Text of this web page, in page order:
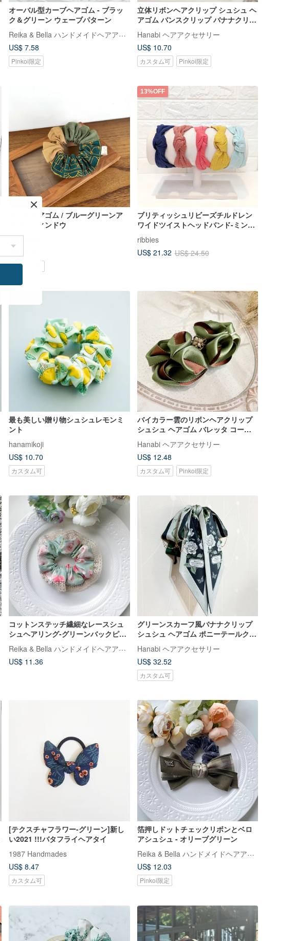
オーバル型カーブヘアゴム - ブラッ
ク＆グリーン ウェーブパターン
Reika & Bella ハンドメイドヘアアクセサリー
US$ 7.58
Pinkoi限定
立体リボンヘアクリップ シュシュ ヘ
アゴム バンスクリップ バナナクリッ
プ シャーククリップ サイドクリップ
ポニーテールクリップ グリーン
Hanabi ヘアアクセサリー
US$ 10.70
カスタム可 Pinkoi限定
フリルヘアゴム / ブルーグリーンア
イアンウィンドウ
RuruRoad
カスタム可
13%OFF
ブリティッシュリビーズチルドレン
ワイドツイストヘッドバンド-ミント
ribbies
US$ 21.32 US$ 24.50
最も美しい贈り物シュシュレモンミ
ント
hanamikoji
US$ 10.70
カスタム可
バイカラー雲のリボンヘアクリップ
シュシュ ヘアゴム バレッタ コーム
バナナクリップ ヘアクリップ ポニー
テール
Hanabi ヘアアクセサリー
US$ 12.48
カスタム可 Pinkoi限定
コットンステッチ繊細なレースシュ
シュヘアリング-グリーンバックピン
クフラワー
Reika & Bella ハンドメイドヘアアクセサリー
US$ 11.36
グリーンスカーフ風バナナクリップ
シュシュ ヘアゴム ポニーテールクリ
ップ ヘアクリップ バレッタ ヘアコ
ーム
Hanabi ヘアアクセサリー
US$ 32.52
カスタム可
[テクスチャフラワー-グリーン]新し
い2021 !!!バタフライヘアタイ
1987 Handmades
US$ 8.47
カスタム可
箔押しドットチェックリボンとベロ
アシュシュ - オリーブグリーン
Reika & Bella ハンドメイドヘアアクセサリー
US$ 12.03
Pinkoi限定